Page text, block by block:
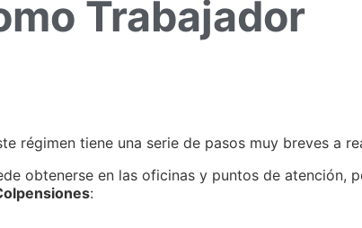
Trabajador
régimen tiene una serie de pasos muy breves a
obtenerse en las oficinas y puntos de atención,
: